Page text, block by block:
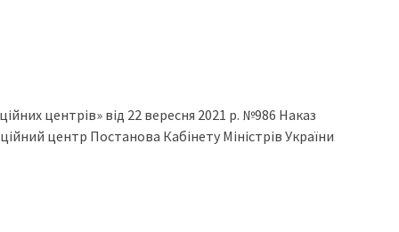
центрів» від 22 вересня 2021 р. №986 Наказ
центр Постанова Кабінету Міністрів України